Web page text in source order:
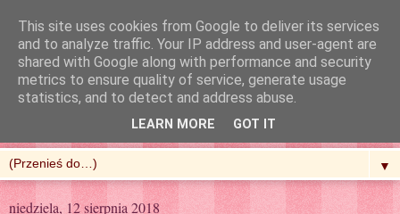
R'n'G Kitchen
▼
niedziela, 12 sierpnia 2018
This site uses cookies from Google to deliver its services
and to analyze traffic. Your IP address and user-agent are
shared with Google along with performance and security
metrics to ensure quality of service, generate usage
statistics, and to detect and address abuse.
LEARN MORE GOT IT